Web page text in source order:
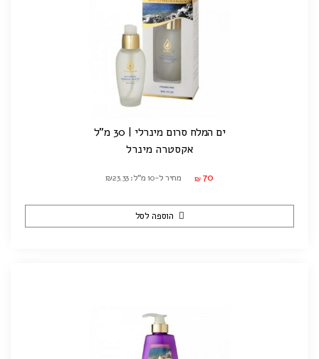
ים המלח סרום מינרלי | 30 מ"ל
אקסטרה מינרל
₪ 70 מחיר ל-10 מ"ל: ₪23.33
הוספה לסל